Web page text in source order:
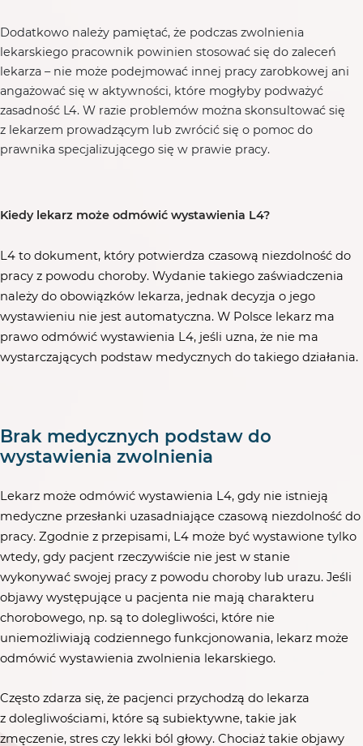
Dodatkowo należy pamiętać, że podczas zwolnienia
lekarskiego pracownik powinien stosować się do zaleceń
lekarza – nie może podejmować innej pracy zarobkowej ani
angażować się w aktywności, które mogłyby podważyć
zasadność L4. W razie problemów można skonsultować się
z lekarzem prowadzącym lub zwrócić się o pomoc do
prawnika specjalizującego się w prawie pracy.
Kiedy lekarz może odmówić wystawienia L4?
L4 to dokument, który potwierdza czasową niezdolność do
pracy z powodu choroby. Wydanie takiego zaświadczenia
należy do obowiązków lekarza, jednak decyzja o jego
wystawieniu nie jest automatyczna. W Polsce lekarz ma
prawo odmówić wystawienia L4, jeśli uzna, że nie ma
wystarczających podstaw medycznych do takiego działania.
Brak medycznych podstaw do
wystawienia zwolnienia
Lekarz może odmówić wystawienia L4, gdy nie istnieją
medyczne przesłanki uzasadniające czasową niezdolność do
pracy. Zgodnie z przepisami, L4 może być wystawione tylko
wtedy, gdy pacjent rzeczywiście nie jest w stanie
wykonywać swojej pracy z powodu choroby lub urazu. Jeśli
objawy występujące u pacjenta nie mają charakteru
chorobowego, np. są to dolegliwości, które nie
uniemożliwiają codziennego funkcjonowania, lekarz może
odmówić wystawienia zwolnienia lekarskiego.
Często zdarza się, że pacjenci przychodzą do lekarza
z dolegliwościami, które są subiektywne, takie jak
zmęczenie, stres czy lekki ból głowy. Chociaż takie objawy